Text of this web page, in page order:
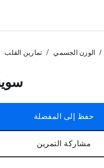
تمارين القلب الوزن الجسمي
سوينغ
حفظ إلى المفضلة
مشاركة التمرين